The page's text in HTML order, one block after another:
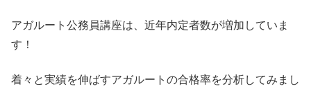
アガルート公務員講座は、近年内定者数が増加していま
す！
着々と実績を伸ばすアガルートの合格率を分析してみまし